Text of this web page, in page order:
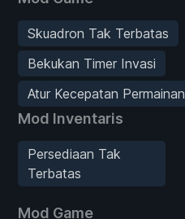
Skuadron Tak Terbatas
Bekukan Timer Invasi
Atur Kecepatan Permainan
Mod Inventaris
Persediaan Tak
Terbatas
Mod Game